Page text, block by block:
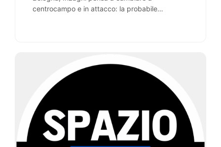
centrocampo e in attacco: la probabile